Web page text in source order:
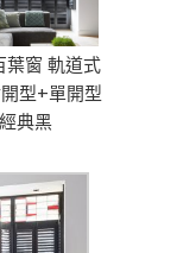
葉窗 軌道式
型+單開型
典黑